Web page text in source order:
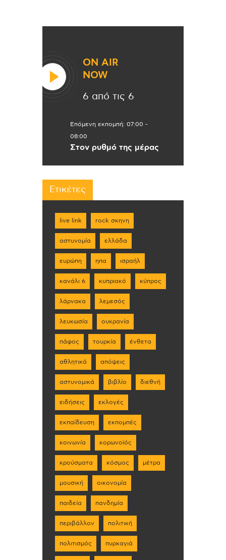
ON AIR
NOW
6 από τις 6
Επόμενη εκπομπή: 07:00 -
08:00
Στον ρυθμό της μέρας
Ετικέτες
live link rock σκηνη
αστυνομία ελλάδα
ευρώπη ηπα ισραήλ
κανάλι 6 κυπριακό κύπρος
λάρνακα λεμεσός
λευκωσία ουκρανία
πάφος τουρκία ένθετα
αθλητικά απόψεις
αστυνομικά βιβλίο διεθνή
ειδήσεις εκλογές
εκπαίδευση εκπομπές
κοινωνία κορωνοϊός
κρούσματα κόσμος μέτρα
μουσική οικονομία
παιδεία πανδημία
περιβάλλον πολιτική
πολιτισμός πυρκαγιά